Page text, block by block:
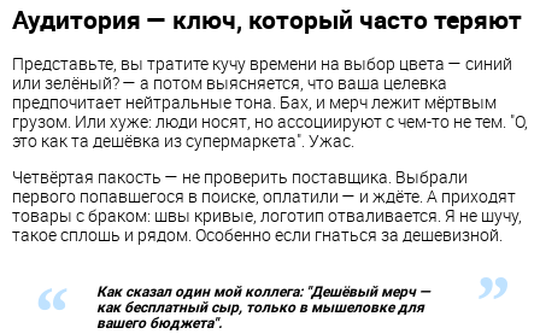
Аудитория — ключ, который часто теряют
Представьте, вы тратите кучу времени на выбор цвета — синий
или зелёный? — а потом выясняется, что ваша целевка
предпочитает нейтральные тона. Бах, и мерч лежит мёртвым
грузом. Или хуже: люди носят, но ассоциируют с чем-то не тем. "О,
это как та дешёвка из супермаркета". Ужас.
Четвёртая пакость — не проверить поставщика. Выбрали
первого попавшегося в поиске, оплатили — и ждёте. А приходят
товары с браком: швы кривые, логотип отваливается. Я не шучу,
такое сплошь и рядом. Особенно если гнаться за дешевизной.
Как сказал один мой коллега: "Дешёвый мерч —
как бесплатный сыр, только в мышеловке для
вашего бюджета".